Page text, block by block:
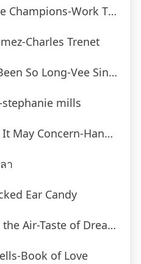
Work This! Workout
Charles Trenet
So Long-Vee Sing Zone
stephanie mills
Concern-Hank Locklin(2)
า
Ear Candy
of Dream、Carly Harvey
Book of Love